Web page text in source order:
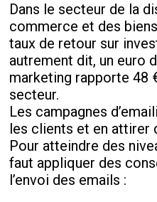
Dans le secteur de la
commerce et des
taux de retour sur
autrement dit, un euro
marketing rapporte 48
secteur.
Les campagnes
les clients et en attirer
Pour atteindre des
faut appliquer des
l’envoi des emails :